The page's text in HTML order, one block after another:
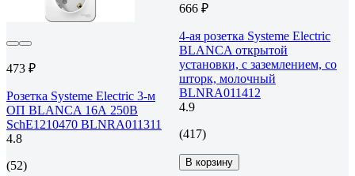
473 ₽
Розетка Systeme Electric 3-м
ОП BLANCA 16А 250В
SchE1210470 BLNRA011311
4.8
(52)
666 ₽
4-ая розетка Systeme Electric
BLANCA открытой
установки, с заземлением, со
шторк, молочный
BLNRA011412
4.9
(417)
В корзину